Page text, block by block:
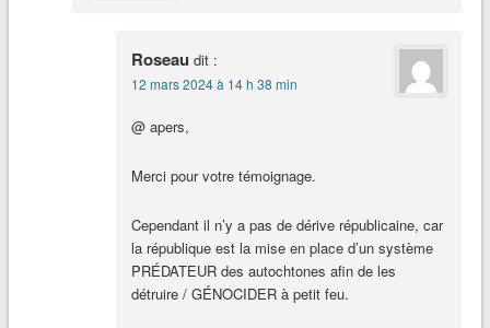
Roseau dit :
12 mars 2024 à 14 h 38 min
@ apers,
Merci pour votre témoignage.
Cependant il n’y a pas de dérive républicaine, car
la république est la mise en place d’un système
PRÉDATEUR des autochtones afin de les
détruire / GÉNOCIDER à petit feu.